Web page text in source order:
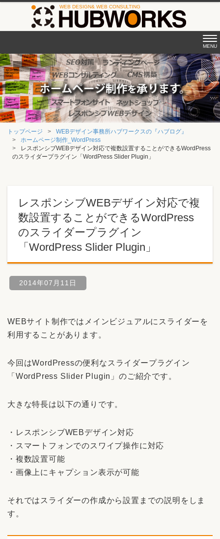
MENU
トップページ
WEBデザイン事務所ハブワークスの『ハブログ』
ホームページ制作_WordPress
レスポンシブWEBデザイン対応で複数設置することができるWordPress
のスライダープラグイン「WordPress Slider Plugin」
レスポンシブWEBデザイン対応で複
数設置することができるWordPress
のスライダープラグイン
「WordPress Slider Plugin」
2014年07月11日
WEBサイト制作ではメインビジュアルにスライダーを
利用することがあります。
今回はWordPressの便利なスライダープラグイン
「WordPress Slider Plugin」のご紹介です。
大きな特長は以下の通りです。
・レスポンシブWEBデザイン対応
・スマートフォンでのスワイプ操作に対応
・複数設置可能
・画像上にキャプション表示が可能
それではスライダーの作成から設置までの説明をしま
す。